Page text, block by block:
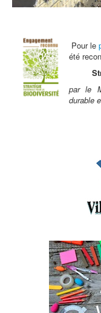
Contact
Pour le
été
par le
durable